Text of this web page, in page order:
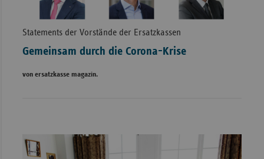
Statements der Vorstände der Ersatzkassen
Gemeinsam durch die Corona-Krise
von ersatzkasse magazin.